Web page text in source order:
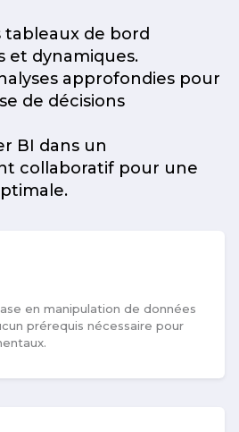
tableaux de bord
et dynamiques.
approfondies pour
de décisions
BI dans un
collaboratif pour une
en manipulation de données
prérequis nécessaire pour